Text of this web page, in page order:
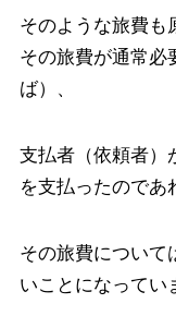
そのような旅費も
その旅費が通常必
ば）、
支払者（依頼者）
を支払ったのであ
その旅費について
いことになってい